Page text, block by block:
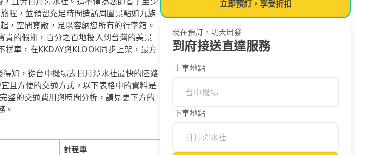
程，並預留充足時間造訪周圍景點如九族
空間寬敞，足以容納您所有的行李箱。
的假期，百分之百地投入到台灣的美景
車，在KKDAY與KLOOK同步上架，最方
知，從台中機場去日月潭水社最快的陸路
且方便的交通方式。以下表格中的資料是
整的交通費用與時間分析，請見更下方的
。
計程車
立即預訂，享受折扣
現在預訂，明天出發
到府接送直達服務
上車地點
下車地點